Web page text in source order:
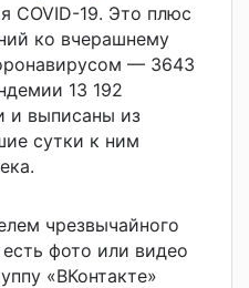
COVID-19. Это плюс
ко вчерашнему
— 3643
13 192
и выписаны из
сутки к ним
чрезвычайного
фото или видео
«ВКонтакте»